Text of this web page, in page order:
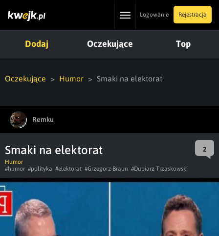
ToggleLogowanie Rejestracja
Dodaj Oczekujące Top
Oczekujące Humor Smaki na elektorat
Remku
Smaki na elektorat 2
Humor
#humor #polityka #elektorat #Grzegorz Braun #Dupiarz Trzaskowski